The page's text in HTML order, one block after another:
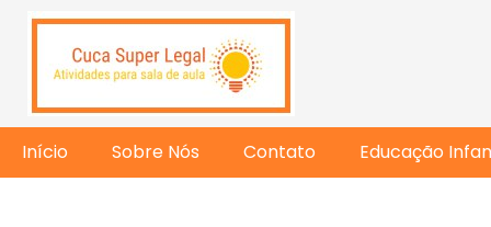
Início Sobre Nós Contato Educação